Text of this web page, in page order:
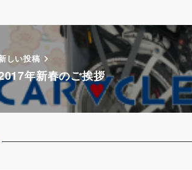
しい投稿
年新春のご挨拶